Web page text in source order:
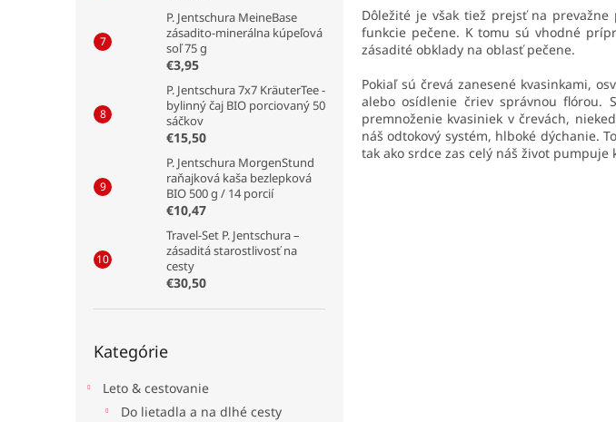
P. Jentschura MeineBase
zásadito-minerálna kúpeľová
soľ 75 g
€3,95
P. Jentschura 7x7 KräuterTee -
bylinný čaj BIO porciovaný 50
sáčkov
€15,50
P. Jentschura MorgenStund
raňajková kaša bezlepková
BIO 500 g / 14 porcií
€10,47
Travel-Set P. Jentschura –
zásaditá starostlivosť na
cesty
€30,50
kategórie
Kategórie
Leto & cestovanie
Do lietadla a na dlhé cesty
Dôležité je však tiež prejsť na
funkcie pečene. K tomu sú vhodné
zásadité obklady na oblasť pečene.
Pokiaľ sú črevá zanesené kvasinkami,
alebo osídlenie čriev správnou flórou.
premnoženie kvasiniek v črevách,
náš odtokový systém, hlboké dýchanie.
tak ako srdce zas celý náš život pumpuje